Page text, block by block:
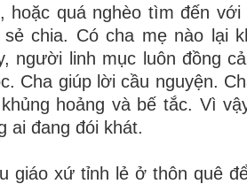
quá nghèo tìm đến với
chia. Có cha mẹ nào lại
người linh mục luôn đồng
Cha giúp lời cầu nguyện.
hoảng và bế tắc. Vì
ai đang đói khát.
giáo xứ tỉnh lẻ ở thôn quê